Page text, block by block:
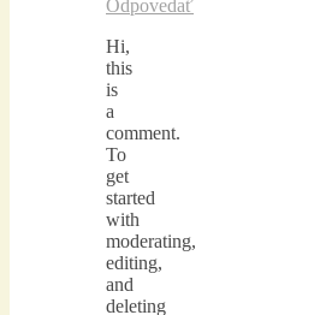
Odpovedať
Hi,
this
is
a
comment.
To
get
started
with
moderating,
editing,
and
deleting